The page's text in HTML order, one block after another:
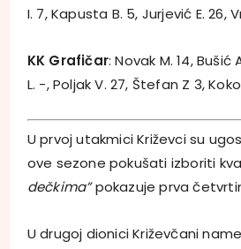
I. 7, Kapusta B. 5, Jurjević E. 26,
KK Grafičar: Novak M. 14, Bušić
L. -, Poljak V. 27, Štefan Z 3,
U prvoj utakmici Križevci su
ove sezone pokušati izboriti
dečkima”pokazuje prva
U drugoj dionici Križevčani